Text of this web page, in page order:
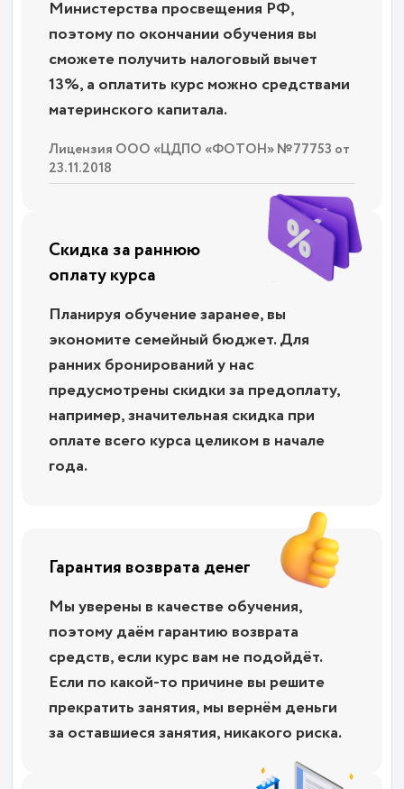
Министерства просвещения РФ,
поэтому по окончании обучения вы
сможете получить налоговый вычет
13%, а оплатить курс можно средствами
материнского капитала.
Лицензия ООО «ЦДПО «ФОТОН» №77753 от
23.11.2018
Скидка за раннюю
оплату курса
Планируя обучение заранее, вы
экономите семейный бюджет. Для
ранних бронирований у нас
предусмотрены скидки за предоплату,
например, значительная скидка при
оплате всего курса целиком в начале
года.
Гарантия возврата денег
Мы уверены в качестве обучения,
поэтому даём гарантию возврата
средств, если курс вам не подойдёт.
Если по какой-то причине вы решите
прекратить занятия, мы вернём деньги
за оставшиеся занятия, никакого риска.